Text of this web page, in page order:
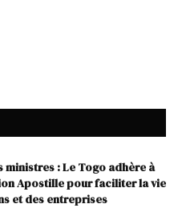
ministres : Le Togo adhère à
Apostille pour faciliter la vie
et des entreprises